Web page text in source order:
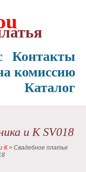
Контакты
комиссию
Каталог
и К SV018
К> Свадебное платье